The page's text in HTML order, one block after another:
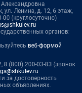
ул. Ленина, д. 12, 6 этаж,
(круглосуточно)
органов:
веб-формой
8 (800) 200-03-83 (звонок
за достоверность
объявлениях.